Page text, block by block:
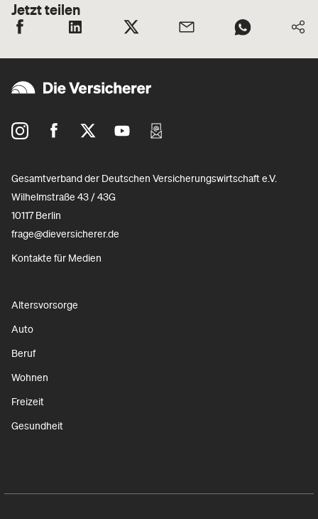
Jetzt teilen
Gesamtverband der Deutschen Versicherungswirtschaft e.V.
Wilhelmstraße 43 / 43G
10117 Berlin
frage@dieversicherer.de
Kontakte für Medien
Altersvorsorge
Auto
Beruf
Wohnen
Freizeit
Gesundheit